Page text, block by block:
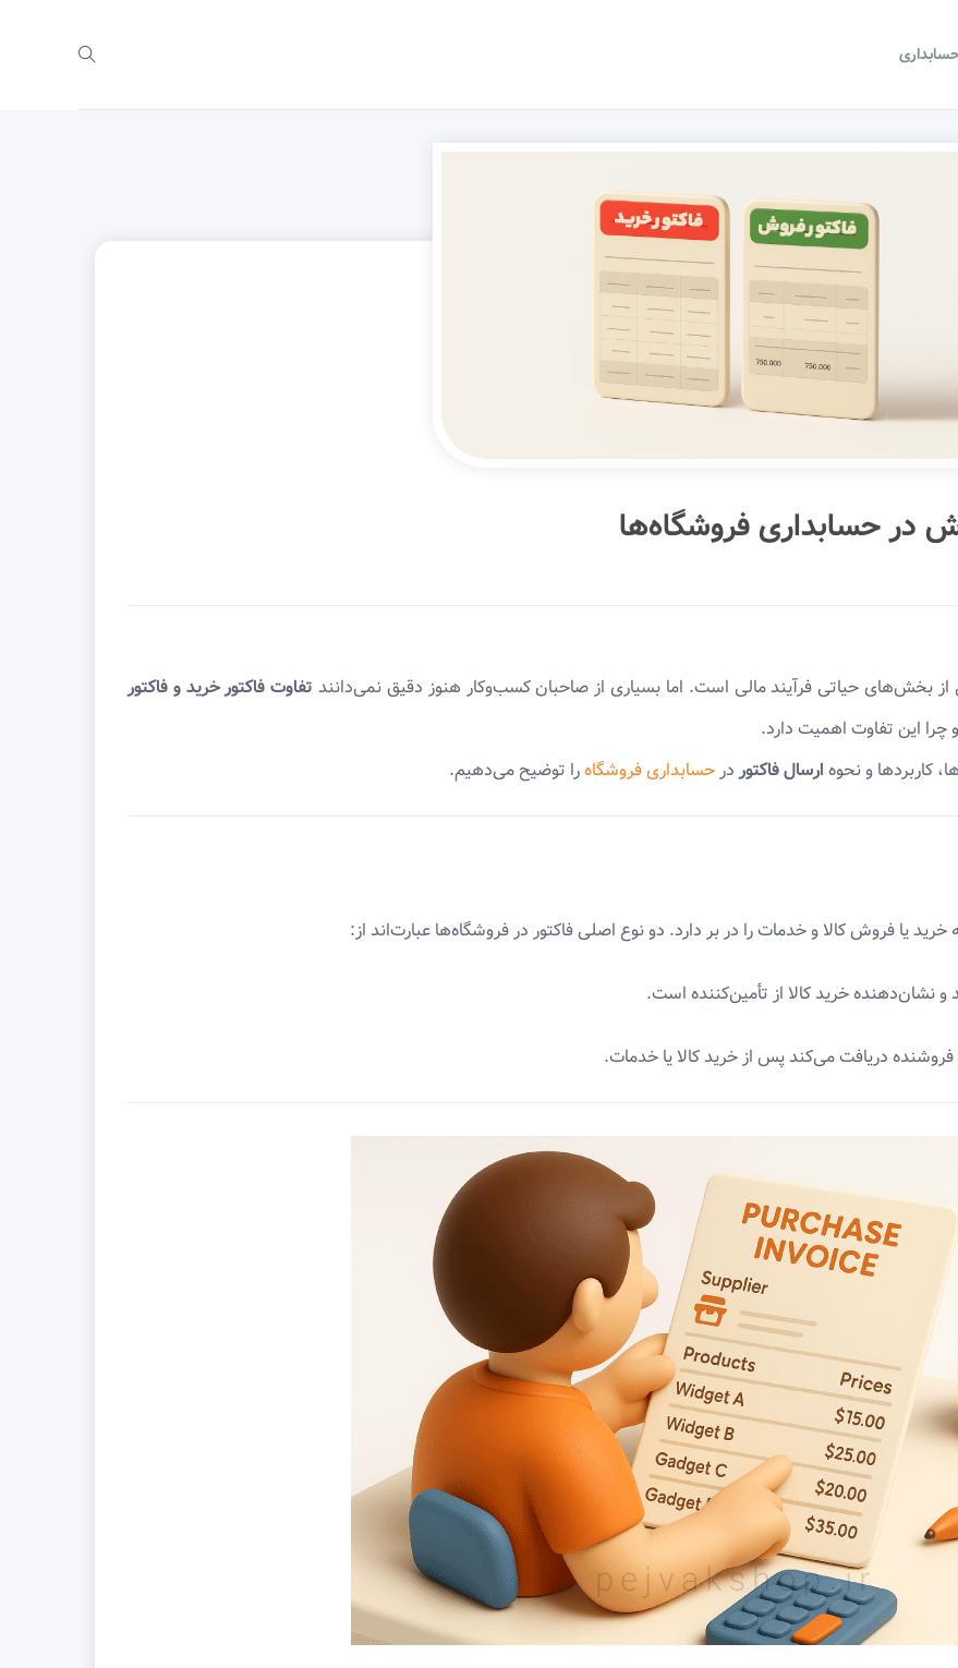
در حسابداری فروشگاه‌ها
از بخش‌های حیاتی فرآیند مالی است. اما بسیاری از صاحبان کسب‌وکار هنوز دقیق نمی‌دانند تفاوت فاکتور خرید و فاکتور
این تفاوت اهمیت دارد.
کاربردها و نحوه ارسال فاکتور در حسابداری فروشگاه‌را توضیح می‌دهیم.
یا فروش کالا و خدمات را در بر دارد. دو نوع اصلی فاکتور در فروشگاه‌ها عبارت‌اند از:
نشان‌دهنده خرید کالا از تأمین‌کننده است.
دریافت می‌کند پس از خرید کالا یا خدمات.